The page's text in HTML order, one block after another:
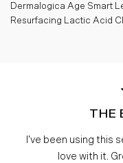
Dermalogica Age Smart
Resurfacing Lactic Acid
THE
I've been using this
love with it.